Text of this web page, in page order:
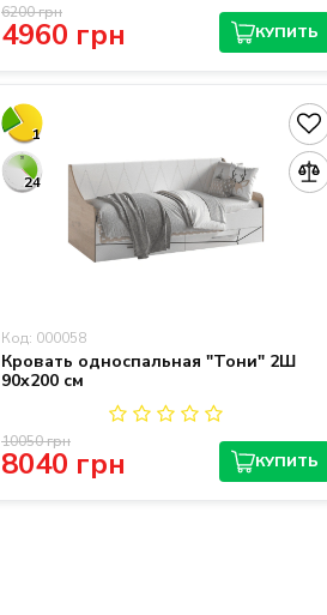
4960 грн
6200 грн
КУПИТЬ
1
24
Код: 000058
Кровать односпальная "Тони" 2Ш
90x200 см
8040 грн
10050 грн
КУПИТЬ